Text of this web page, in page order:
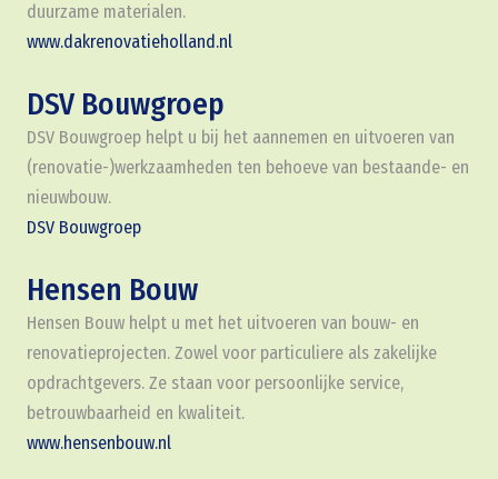
duurzame materialen.
www.dakrenovatieholland.nl
DSV Bouwgroep
DSV Bouwgroep helpt u bij het aannemen en uitvoeren van
(renovatie-)werkzaamheden ten behoeve van bestaande- en
nieuwbouw.
DSV Bouwgroep
Hensen Bouw
Hensen Bouw helpt u met het uitvoeren van bouw- en
renovatieprojecten. Zowel voor particuliere als zakelijke
opdrachtgevers. Ze staan voor persoonlijke service,
betrouwbaarheid en kwaliteit.
www.hensenbouw.nl